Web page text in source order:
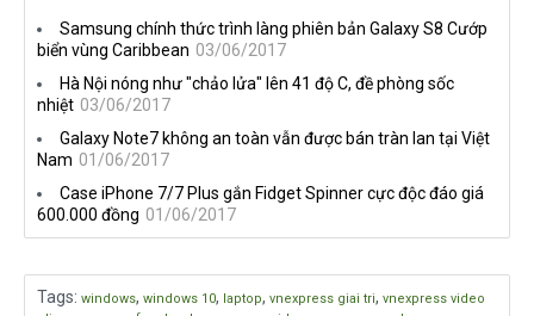
Samsung chính thức trình làng phiên bản Galaxy S8 Cướp
biển vùng Caribbean 03/06/2017
Hà Nội nóng như "chảo lửa" lên 41 độ C, đề phòng sốc
nhiệt 03/06/2017
Galaxy Note7 không an toàn vẫn được bán tràn lan tại Việt
Nam 01/06/2017
Case iPhone 7/7 Plus gắn Fidget Spinner cực độc đáo giá
600.000 đồng 01/06/2017
Tags: windows, windows 10, laptop, vnexpress giai tri, vnexpress video